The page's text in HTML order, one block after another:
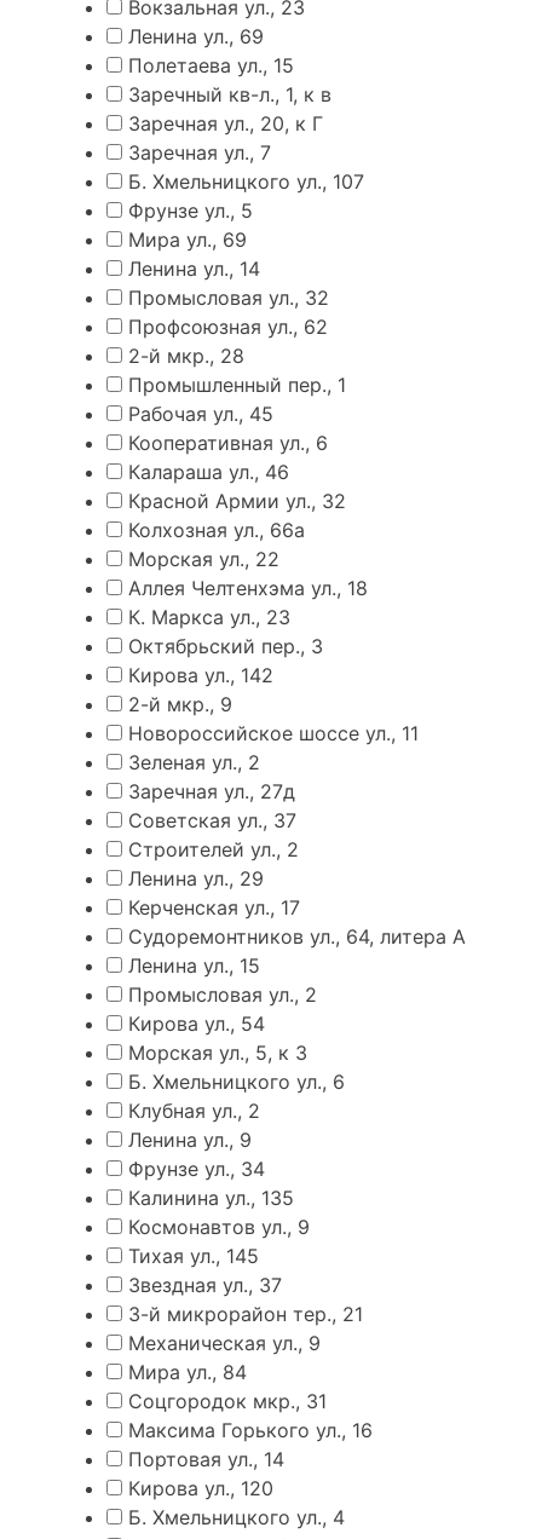
Вокзальная ул., 23
Ленина ул., 69
Полетаева ул., 15
Заречный кв-л., 1, к в
Заречная ул., 20, к Г
Заречная ул., 7
Б. Хмельницкого ул., 107
Фрунзе ул., 5
Мира ул., 69
Ленина ул., 14
Промысловая ул., 32
Профсоюзная ул., 62
2-й мкр., 28
Промышленный пер., 1
Рабочая ул., 45
Кооперативная ул., 6
Калараша ул., 46
Красной Армии ул., 32
Колхозная ул., 66а
Морская ул., 22
Аллея Челтенхэма ул., 18
К. Маркса ул., 23
Октябрьский пер., 3
Кирова ул., 142
2-й мкр., 9
Новороссийское шоссе ул., 11
Зеленая ул., 2
Заречная ул., 27д
Советская ул., 37
Строителей ул., 2
Ленина ул., 29
Керченская ул., 17
Судоремонтников ул., 64, литера А
Ленина ул., 15
Промысловая ул., 2
Кирова ул., 54
Морская ул., 5, к 3
Б. Хмельницкого ул., 6
Клубная ул., 2
Ленина ул., 9
Фрунзе ул., 34
Калинина ул., 135
Космонавтов ул., 9
Тихая ул., 145
Звездная ул., 37
3-й микрорайон тер., 21
Механическая ул., 9
Мира ул., 84
Соцгородок мкр., 31
Максима Горького ул., 16
Портовая ул., 14
Кирова ул., 120
Б. Хмельницкого ул., 4